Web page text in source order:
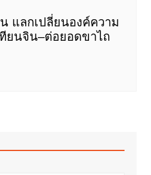
น แลกเปลี่ยนองค์ความ
ยนจิน–ต่อยอดขาไถ